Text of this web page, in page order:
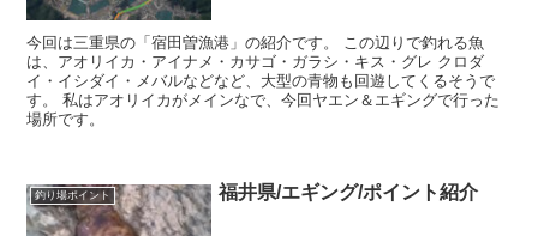
今回は三重県の「宿田曽漁港」の紹介です。 この辺りで釣れる魚
は、アオリイカ・アイナメ・カサゴ・ガラシ・キス・グレ クロダ
イ・イシダイ・メバルなどなど、大型の青物も回遊してくるそうで
す。 私はアオリイカがメインなで、今回ヤエン＆エギングで行った
場所です。
釣り場ポイント 福井県/エギング/ポイント紹介